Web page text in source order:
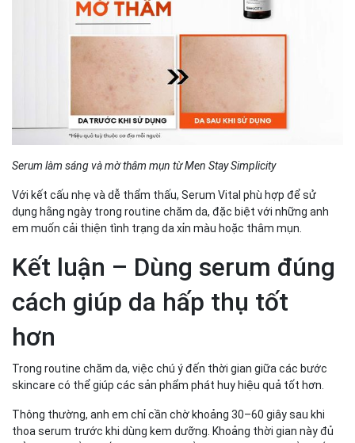
Serum làm sáng và mờ thâm mụn từ Men Stay Simplicity
Với kết cấu nhẹ và dễ thẩm thấu, Serum Vital phù hợp để sử
dụng hằng ngày trong routine chăm da, đặc biệt với những anh
em muốn cải thiện tình trạng da xỉn màu hoặc thâm mụn.
Kết luận – Dùng serum đúng
cách giúp da hấp thụ tốt
hơn
Trong routine chăm da, việc chú ý đến thời gian giữa các bước
skincare có thể giúp các sản phẩm phát huy hiệu quả tốt hơn.
Thông thường, anh em chỉ cần chờ khoảng 30–60 giây sau khi
thoa serum trước khi dùng kem dưỡng. Khoảng thời gian này đủ